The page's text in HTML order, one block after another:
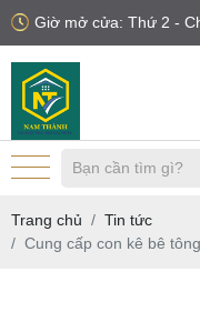
Giờ mở cửa: Thứ 2 -
Trang chủ
Tin tức
Cung cấp con kê bê